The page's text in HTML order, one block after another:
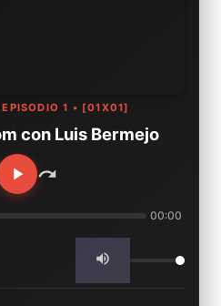
EPISODIO 1 • [01X01]
con Luis Bermejo
00:00